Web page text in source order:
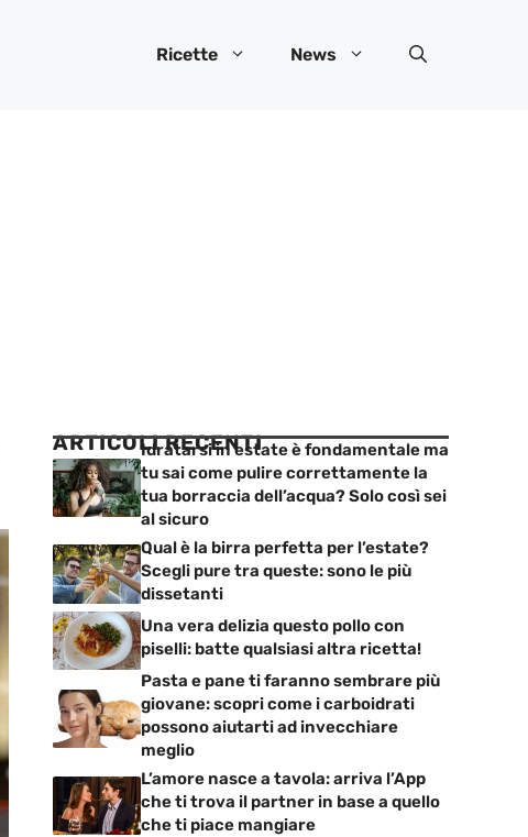
Ricette News
ARTICOLI RECENTI
Idratarsi in estate è fondamentale ma
tu sai come pulire correttamente la
tua borraccia dell’acqua? Solo così sei
al sicuro
Qual è la birra perfetta per l’estate?
Scegli pure tra queste: sono le più
dissetanti
Una vera delizia questo pollo con
piselli: batte qualsiasi altra ricetta!
Pasta e pane ti faranno sembrare più
giovane: scopri come i carboidrati
possono aiutarti ad invecchiare
meglio
L’amore nasce a tavola: arriva l’App
che ti trova il partner in base a quello
che ti piace mangiare